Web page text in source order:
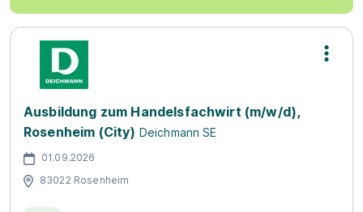
Ausbildung zum Handelsfachwirt (m/w/d),
Rosenheim (City) Deichmann SE
01.09.2026
83022 Rosenheim